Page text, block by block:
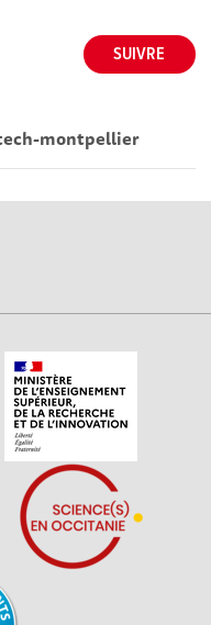
SUIVRE
montpellier